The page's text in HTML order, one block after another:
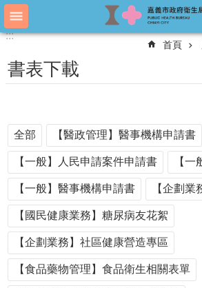
跳到主要內容區塊
進
搜
尋
認
識
衛
生
局
科
室
簡
介
附
::::::
首頁
書表下載
全部 【醫政管理】醫事機構申請書
【一般】人民申請案件申請書 【
【一般】醫事機構申請書 【企劃
【國民健康業務】糖尿病友花絮
【企劃業務】社區健康營造專區
【食品藥物管理】食品衛生相關表單